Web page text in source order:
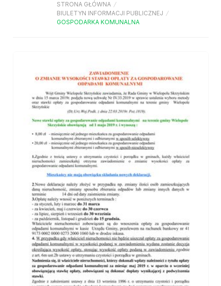
STRONA GŁÓWNA /
BIULETYN INFORMACJI PUBLICZNEJ /
GOSPODARKA KOMUNALNA